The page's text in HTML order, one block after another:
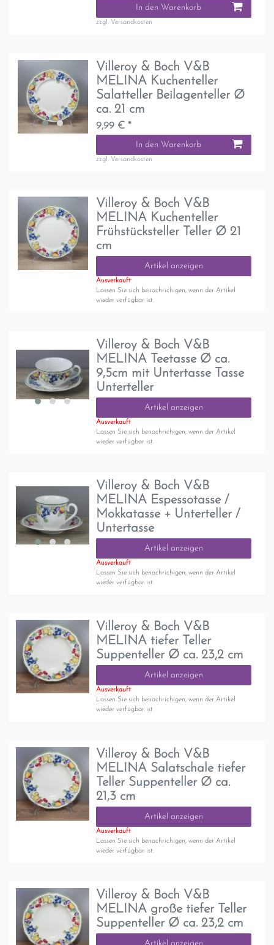
In den Warenkorb
zzgl. Versandkosten
Villeroy & Boch V&B
MELINA Kuchenteller
Salatteller Beilagenteller Ø
ca. 21 cm
9,99 € *
In den Warenkorb
zzgl. Versandkosten
Villeroy & Boch V&B
MELINA Kuchenteller
Frühstücksteller Teller Ø 21
cm
Artikel anzeigen
Ausverkauft
Lassen Sie sich benachrichigen, wenn der Artikel
wieder verfügbar ist.
Villeroy & Boch V&B
MELINA Teetasse Ø ca.
9,5cm mit Untertasse Tasse
Unterteller
Artikel anzeigen
Ausverkauft
Lassen Sie sich benachrichigen, wenn der Artikel
wieder verfügbar ist.
Villeroy & Boch V&B
MELINA Espessotasse /
Mokkatasse + Unterteller /
Untertasse
Artikel anzeigen
Ausverkauft
Lassen Sie sich benachrichigen, wenn der Artikel
wieder verfügbar ist.
Villeroy & Boch V&B
MELINA tiefer Teller
Suppenteller Ø ca. 23,2 cm
Artikel anzeigen
Ausverkauft
Lassen Sie sich benachrichigen, wenn der Artikel
wieder verfügbar ist.
Villeroy & Boch V&B
MELINA Salatschale tiefer
Teller Suppenteller Ø ca.
21,3 cm
Artikel anzeigen
Ausverkauft
Lassen Sie sich benachrichigen, wenn der Artikel
wieder verfügbar ist.
Villeroy & Boch V&B
MELINA große tiefer Teller
Suppenteller Ø ca. 23,2 cm